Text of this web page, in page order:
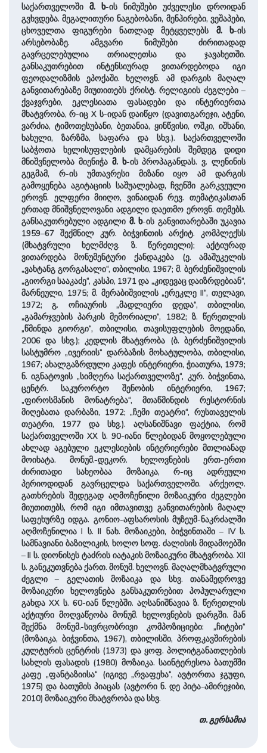
საქართველოში მ. ხ-ის ნიმუშები უძველესი დროიდან
გვხვდება. მეგალითური ნაგებობანი, მენჰირები, ვეშაპები,
ცხოველთა ფიგურები ნათლად მეტყველებს მ. ხ-ის
არსებობაზე. ამგვარი ნიმუშები ძირითადად
გავრცელებულია თრიალეთსა და ჯავახეთში.
განსაკუთრებით ინტენსიურად ვითარდებოდა იგი
ფეოდალიზმის ეპოქაში. ხელოვნ. ამ დარგის მაღალ
განვითარებაზე მიუთითებს ქრისტ. რელიგიის ძეგლები –
ქვაჯვრები, ეკლესიათა ფასადები და ინტერიერთა
მხატვრობა, რ-იც X ს-იდან დაიწყო (დავითგარეჯი, ატენი,
ვარძია, ტიმოთესუბანი, ბეთანია, ყინწვისი, ოშკი, იშხანი,
ხახული, ზარზმა, საფარა და სხვ.). საქართველოში
საბჭოთა ხელისუფლების დამყარების შემდეგ დიდი
მნიშვნელობა მიენიჭა მ. ხ-ის პროპაგანდას. ვ. ლენინის
გეგმამ, რ-ის უმთავრესი მიზანი იყო ამ დარგის
გამოყენება აგიტაციის საშუალებად, ჩვენში გარკვეული
ეროვნ. ელფერი მიიღო, ვინაიდან რევ. თემატიკასთან
ერთად მნიშვნელოვანი ადგილი დაეთმო ეროვნ. თემებს.
განსაკუთრებული ადგილი მ. ხ-ის განვითარებაში უკავია
1959–67 შექმნილ კურ. ბიჭვინთის არქიტ. კომპლექსს
(მხატვრული ხელმძღვ. ზ. წერეთელი); აქტიურად
ვითარდება მონუმენტური ქანდაკება (ე. ამაშუკელის
„ვახტანგ გორგასალი“, თბილისი, 1967; მ. ბერძენიშვილის
„გიორგი სააკაძე“, კასპი, 1971 და „კიდევაც დაიზრდებიან“,
მარნეული, 1975; მ. მერაბიშვილის „ერეკლე II“, თელავი,
1972; გ. ოჩიაურის „მადლიერი დედა“, თბილისი,
„გამარჯვების პარკის მემორიალი“, 1982; ზ. წერეთლის
„წმინდა გიორგი“, თბილისი, თავისუფლების მოედანი,
2006 და სხვ.); კედლის მხატვრობა (ბ. ბერძენიშვილის
სასტუმრო „ივერიის“ დარბაზის მოხატულობა, თბილისი,
1967; ახალგაზრდული კაფეს ინტერიერი, ჭიათურა, 1979;
ნ. იგნატოვის „სიმღერა საქართველოზე“, კურ. ბიჭვინთა,
ცენტრ. საკურორტო შენობის ინტერიერი, 1967;
„ფიროსმანის მონატრება“, მთაწმინდის რესტორნის
მიღებათა დარბაზი, 1972; „ჩემი თეატრი“, რუსთაველის
თეატრი, 1977 და სხვ.). აღსანიშნავი ფაქტია, რომ
საქართველოში XX ს. 90-იანი წლებიდან მოყოლებული
ახლად აგებული ეკლესიების ინტერიერები მთლიანად
მოიხატა. მონუმ.-დეკორ. ხელოვნების ერთ-ერთი
ძირითადი სახეობაა მოზაიკა, რ-იც ადრეული
პერიოდიდან გავრცელდა საქართველოში. არქეოლ.
გათხრების შედეგად აღმოჩენილი მოზაიკური ძეგლები
მიუთითებს, რომ იგი იმთავითვე განვითარების მაღალ
საფეხურზე იდგა. გონიო-აფსაროსის მუზეუმ-ნაკრძალში
აღმოჩენილია I ს. II ნახ. მოზაიკები, ბიჭვინთაში – IV ს.
სამნავიანი ბაზილიკის, ხოლო სოფ. ძალისის მიდამოებში
– II ს. დიონისეს ტაძრის იატაკის მოზაიკური მხატვრობა. XII
ს. განეკუთვნება ქართ. მონუმ. ხელოვნ. მაღალმხატვრული
ძეგლი – გელათის მოზაიკა და სხვ. თანამედროვე
მოზაიკური ხელოვნება განსაკუთრებით პოპულარული
გახდა XX ს. 60-იან წლებში. აღსანიშნავია ზ. წერეთლის
აქტიური მოღვაწეობა მონუმ. ხელოვნების დარგში. მან
შექმნა მონუმ.-სივრცობრივი კომპოზიციები: „ჩიტები“
(მოზაიკა, ბიჭვინთა, 1967), თბილისში, პროფკავშირების
კულტურის ცენტრის (1973) და ყოფ. პოლიტგანათლების
სახლის ფასადის (1980) მოზაიკა. საინტერესოა ბათუმში
კაფე „ფანტაზიისა“ (იგივე „რვაფეხა“, ავტორთა ჯგუფი,
1975) და ბათუმის პიაცას (ავტორი ნ. დე პიტა-ამირეჯიბი,
2010) მოზაიკური მხატვრობა და სხვ.
თ. გერსამია